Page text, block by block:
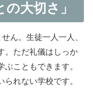
の大切さ」
ん。生徒一人一人、
。ただ礼儀はしっか
こともできます。
れない学校です。